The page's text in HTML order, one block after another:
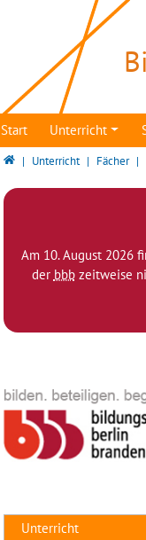
Start Unterricht
Bildungsserver Berlin -
Unterricht Fächer
Am 10. August 2026
der bbbzeitweise
Unterricht